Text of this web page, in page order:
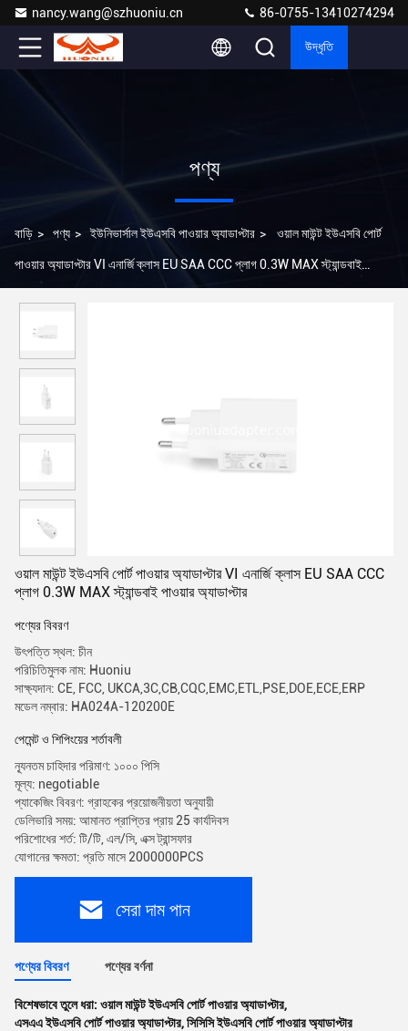
nancy.wang@szhuoniu.cn 86-0755-13410274294
উদ্ধৃতি
পণ্য
বাড়ি > পণ্য > ইউনিভার্সাল ইউএসবি পাওয়ার অ্যাডাপ্টার > ওয়াল মাউন্ট ইউএসবি পোর্ট
পাওয়ার অ্যাডাপ্টার VI এনার্জি ক্লাস EU SAA CCC প্লাগ 0.3W MAX স্ট্যান্ডবাই
ওয়াল মাউন্ট ইউএসবি পোর্ট পাওয়ার অ্যাডাপ্টার VI এনার্জি ক্লাস EU SAA CCC
প্লাগ 0.3W MAX স্ট্যান্ডবাই পাওয়ার অ্যাডাপ্টার
পণ্যের বিবরণ
উৎপত্তি স্থল: চীন
পরিচিতিমুলক নাম: Huoniu
সাক্ষ্যদান: CE, FCC, UKCA,3C,CB,CQC,EMC,ETL,PSE,DOE,ECE,ERP
মডেল নম্বার: HA024A-120200E
পেমেন্ট ও শিপিংয়ের শর্তাবলী
ন্যূনতম চাহিদার পরিমাণ: ১০০০ পিসি
মূল্য: negotiable
প্যাকেজিং বিবরণ: গ্রাহকের প্রয়োজনীয়তা অনুযায়ী
ডেলিভারি সময়: আমানত প্রাপ্তির প্রায় 25 কার্যদিবস
পরিশোধের শর্ত: টি/টি, এল/সি, এক্স ট্রান্সফার
যোগানের ক্ষমতা: প্রতি মাসে 2000000PCS
সেরা দাম পান
পণ্যের বিবরণ পণ্যের বর্ণনা
বিশেষভাবে তুলে ধরা: ওয়াল মাউন্ট ইউএসবি পোর্ট পাওয়ার অ্যাডাপ্টার,
এসএএ ইউএসবি পোর্ট পাওয়ার অ্যাডাপ্টার,সিসিসি ইউএসবি পোর্ট পাওয়ার অ্যাডাপ্টার